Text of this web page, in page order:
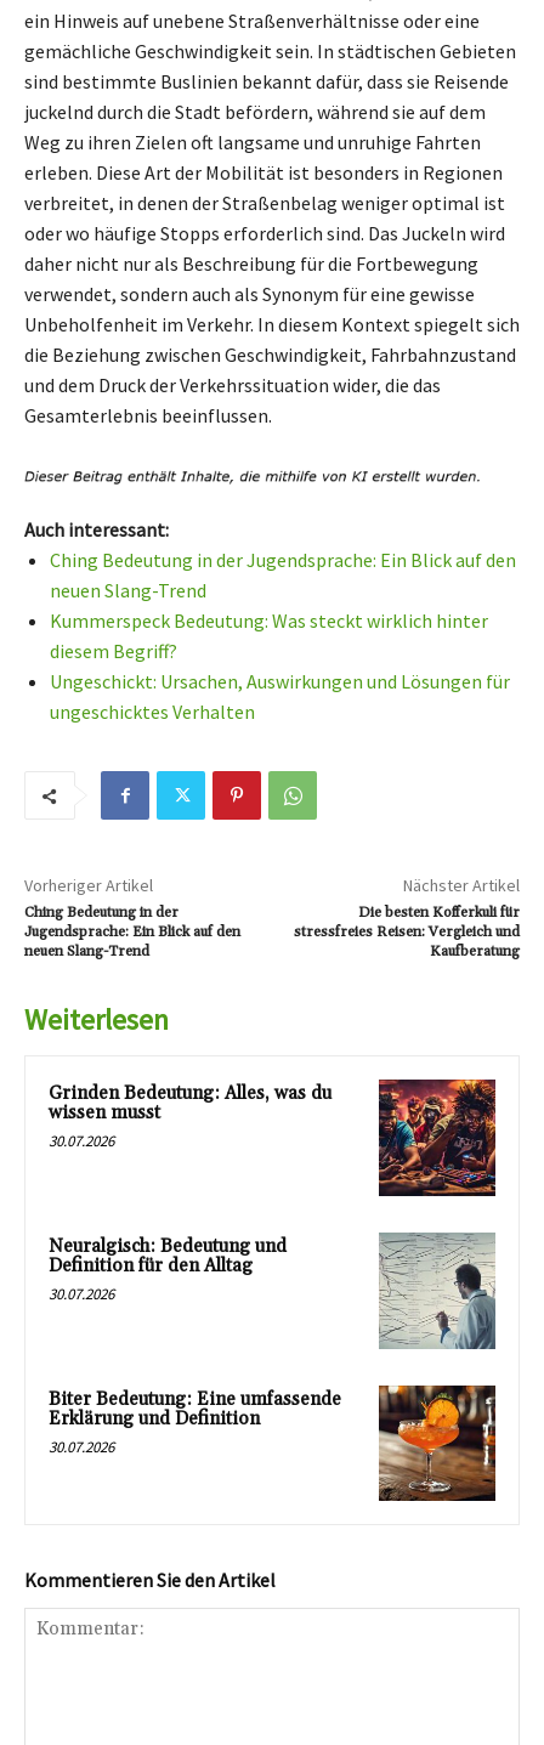
ein Hinweis auf unebene Straßenverhältnisse oder eine
gemächliche Geschwindigkeit sein. In städtischen Gebieten
sind bestimmte Buslinien bekannt dafür, dass sie Reisende
juckelnd durch die Stadt befördern, während sie auf dem
Weg zu ihren Zielen oft langsame und unruhige Fahrten
erleben. Diese Art der Mobilität ist besonders in Regionen
verbreitet, in denen der Straßenbelag weniger optimal ist
oder wo häufige Stopps erforderlich sind. Das Juckeln wird
daher nicht nur als Beschreibung für die Fortbewegung
verwendet, sondern auch als Synonym für eine gewisse
Unbeholfenheit im Verkehr. In diesem Kontext spiegelt sich
die Beziehung zwischen Geschwindigkeit, Fahrbahnzustand
und dem Druck der Verkehrssituation wider, die das
Gesamterlebnis beeinflussen.
Auch interessant:
Ching Bedeutung in der Jugendsprache: Ein Blick auf den
neuen Slang-Trend
Kummerspeck Bedeutung: Was steckt wirklich hinter
diesem Begriff?
Ungeschickt: Ursachen, Auswirkungen und Lösungen für
ungeschicktes Verhalten
Vorheriger Artikel
Ching Bedeutung in der
Jugendsprache: Ein Blick auf den
neuen Slang-Trend
Nächster Artikel
Die besten Kofferkuli für
stressfreies Reisen: Vergleich und
Kaufberatung
Weiterlesen
Grinden Bedeutung: Alles, was du
wissen musst
30.07.2026
Neuralgisch: Bedeutung und
Definition für den Alltag
30.07.2026
Biter Bedeutung: Eine umfassende
Erklärung und Definition
30.07.2026
Kommentieren Sie den Artikel